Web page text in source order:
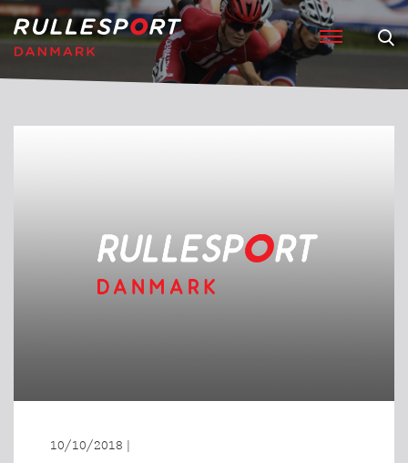
10/10/2018 |